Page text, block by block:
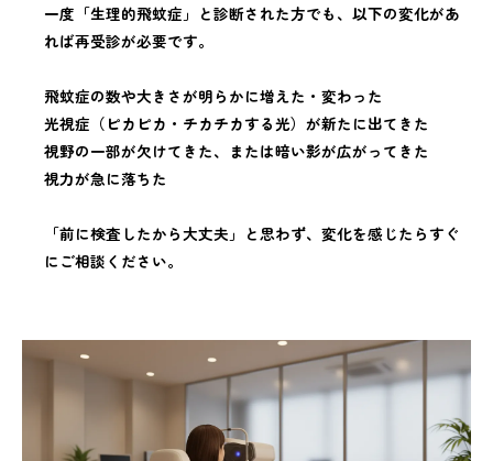
一度「生理的飛蚊症」と診断された方でも、以下の変化があ
れば再受診が必要です。
飛蚊症の数や大きさが明らかに増えた・変わった
光視症（ピカピカ・チカチカする光）が新たに出てきた
視野の一部が欠けてきた、または暗い影が広がってきた
視力が急に落ちた
「前に検査したから大丈夫」と思わず、変化を感じたらすぐ
にご相談ください。